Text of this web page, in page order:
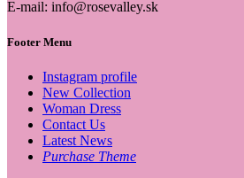
E-mail: info@rosevalley.sk
Footer Menu
Instagram profile
New Collection
Woman Dress
Contact Us
Latest News
Purchase Theme